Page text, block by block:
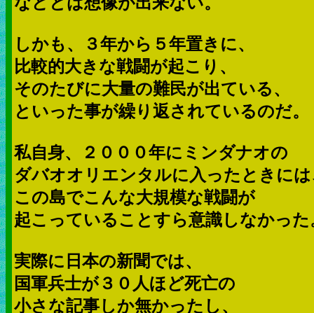
しかも、３年から５年置きに、
比較的大きな戦闘が起こり、
そのたびに大量の難民が出ている、
といった事が繰り返されているのだ。
私自身、２０００年にミンダナオの
ダバオオリエンタルに入ったときに
この島でこんな大規模な戦闘が
起こっていることすら意識しなかった
実際に日本の新聞では、
国軍兵士が３０人ほど死亡の
小さな記事しか無かったし、